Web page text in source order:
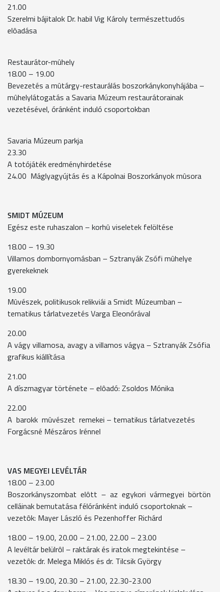
21.00
Szerelmi bájitalok Dr. habil Vig Károly természettudós
elôadása
Restaurátor-mûhely
18.00 – 19.00
Bevezetés a mûtárgy-restaurálás boszorkánykonyhájába –
mûhelylátogatás a Savaria Múzeum restaurátorainak
vezetésével, óránként induló csoportokban
Savaria Múzeum parkja
23.30
A totójáték eredményhirdetése
24.00 Máglyagyújtás és a Kápolnai Boszorkányok mûsora
SMIDT MÚZEUM
Egész este ruhaszalon – korhû viseletek felöltése
18.00 – 19.30
Villamos dombornyomásban – Sztranyák Zsófi mûhelye
gyerekeknek
19.00
Mûvészek, politikusok relikviái a Smidt Múzeumban –
tematikus tárlatvezetés Varga Eleonórával
20.00
A vágy villamosa, avagy a villamos vágya – Sztranyák Zsófia
grafikus kiállítása
21.00
A díszmagyar története – elôadó: Zsoldos Mónika
22.00
A barokk mûvészet remekei – tematikus tárlatvezetés
Forgácsné Mészáros Irénnel
VAS MEGYEI LEVÉLTÁR
18.00 – 23.00
Boszorkányszombat elôtt – az egykori vármegyei börtön
celláinak bemutatása félóránként induló csoportoknak –
vezetôk: Mayer László és Pezenhoffer Richárd
18.00 – 19.00, 20.00 – 21.00, 22.00 – 23.00
A levéltár belülrôl – raktárak és iratok megtekintése –
vezetôk: dr. Melega Miklós és dr. Tilcsik György
18.30 – 19.00, 20.30 – 21.00, 22.30-23.00